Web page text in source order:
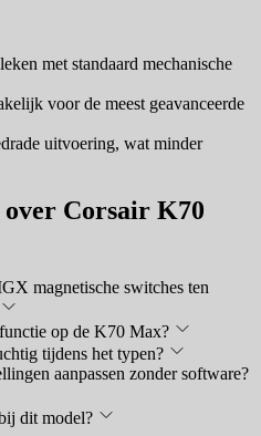
met standaard mechanische
voor de meest geavanceerde
uitvoering, wat minder
over Corsair K70
magnetische switches ten
op de K70 Max?
tijdens het typen?
aanpassen zonder software?
dit model?